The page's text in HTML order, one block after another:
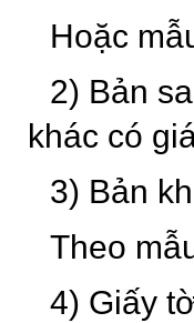
Hoặc
2) Bản
khác có
3) Bản
Theo
4) Giấy